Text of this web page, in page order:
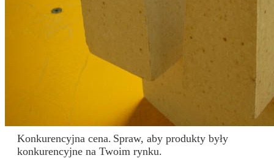
Konkurencyjna cena. Spraw, aby produkty były
konkurencyjne na Twoim rynku.